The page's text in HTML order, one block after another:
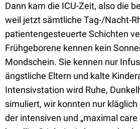
Dann kam die ICU-Zeit, also die
weil jetzt sämtliche Tag-/Nacht-
patientengesteuerte Schichten
Frühgeborene kennen kein
Mondschein. Sie kennen nur
ängstliche Eltern und kalte
Intensivstation wird Ruhe,
simuliert, wir konnten nur
der intensiven und „maximal